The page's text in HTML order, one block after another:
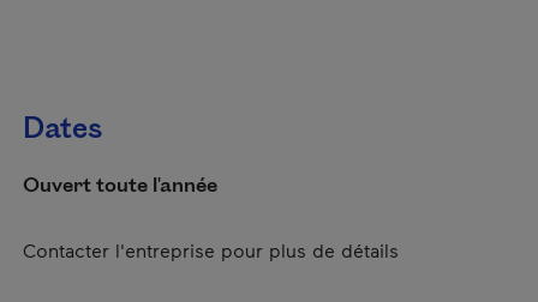
Dates
Ouvert toute l'année
Contacter l'entreprise pour plus de détails